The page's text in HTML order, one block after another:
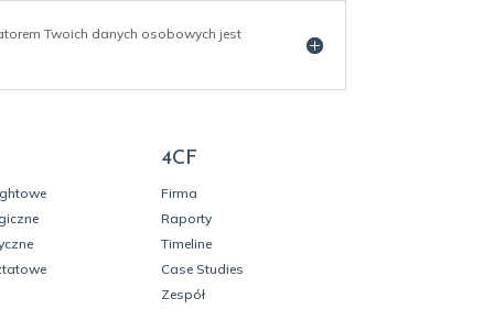
Twoich danych osobowych jest
4CF
Firma
Raporty
Timeline
Case Studies
Zespół